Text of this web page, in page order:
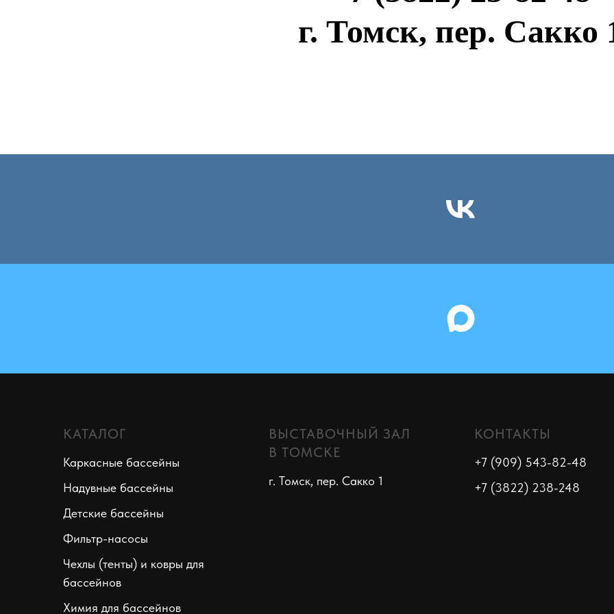
г. Томск, пер. Сакко
КАТАЛОГ
Каркасные бассейны
Надувные бассейны
Детские бассейны
Фильтр-насосы
Чехлы (тенты) и ковры для
бассейнов
Химия для бассейнов
ВЫСТАВОЧНЫЙ ЗАЛ
В ТОМСКЕ
г. Томск, пер. Сакко 1
КОНТАКТЫ
+7 (909) 543-82-48
+7 (3822) 238-248